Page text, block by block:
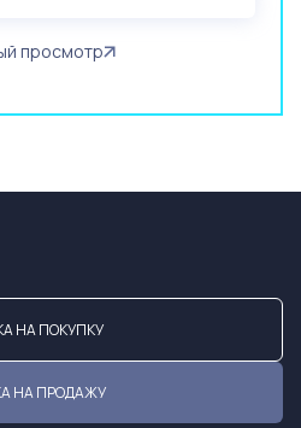
просмотр
НА ПОКУПКУ
НА ПРОДАЖУ